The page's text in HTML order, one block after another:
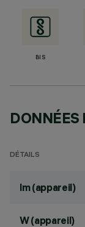
BIS
DONNÉES
DÉTAILS
lm (appareil)
W (appareil)